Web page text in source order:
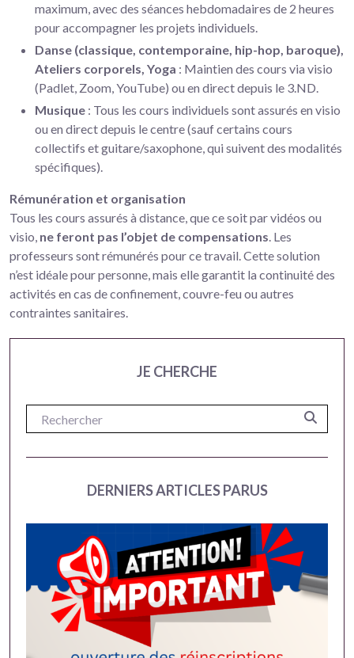
maximum, avec des séances hebdomadaires de 2 heures
pour accompagner les projets individuels.
Danse (classique, contemporaine, hip-hop, baroque),
Ateliers corporels, Yoga : Maintien des cours via visio
(Padlet, Zoom, YouTube) ou en direct depuis le 3.ND.
Musique : Tous les cours individuels sont assurés en visio
ou en direct depuis le centre (sauf certains cours
collectifs et guitare/saxophone, qui suivent des modalités
spécifiques).
Rémunération et organisation
Tous les cours assurés à distance, que ce soit par vidéos ou
visio, ne feront pas l’objet de compensations. Les
professeurs sont rémunérés pour ce travail. Cette solution
n’est idéale pour personne, mais elle garantit la continuité des
activités en cas de confinement, couvre-feu ou autres
contraintes sanitaires.
JE CHERCHE
DERNIERS ARTICLES PARUS